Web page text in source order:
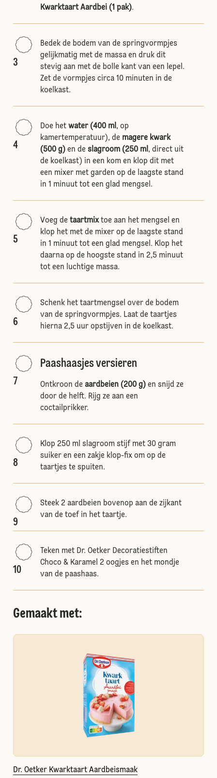
Kwarktaart Aardbei (1 pak).
3
Bedek de bodem van de springvormpjes
gelijkmatig met de massa en druk dit
stevig aan met de bolle kant van een lepel.
Zet de vormpjes circa 10 minuten in de
koelkast.
4
Doe het water (400 ml, op
kamertemperatuur), de magere kwark
(500 g) en de slagroom (250 ml, direct uit
de koelkast) in een kom en klop dit met
een mixer met garden op de laagste stand
in 1 minuut tot een glad mengsel.
5
Voeg de taartmixtoe aan het mengsel en
klop het met de mixer op de laagste stand
in 1 minuut tot een glad mengsel. Klop het
daarna op de hoogste stand in 2,5 minuut
tot een luchtige massa.
6
Schenk het taartmengsel over de bodem
van de springvormpjes. Laat de taartjes
hierna 2,5 uur opstijven in de koelkast.
7
Paashaasjes versieren
Ontkroon de aardbeien (200 g) en snijd ze
door de helft. Rijg ze aan een
coctailprikker.
8
Klop 250 ml slagroom stijf met 30 gram
suiker en een zakje klop-fix om op de
taartjes te spuiten.
9
Steek 2 aardbeien bovenop aan de zijkant
van de toef in het taartje.
10
Teken met Dr. Oetker Decoratiestiften
Choco & Karamel 2 oogjes en het mondje
van de paashaas.
Gemaakt met:
Dr. Oetker Kwarktaart Aardbeismaak